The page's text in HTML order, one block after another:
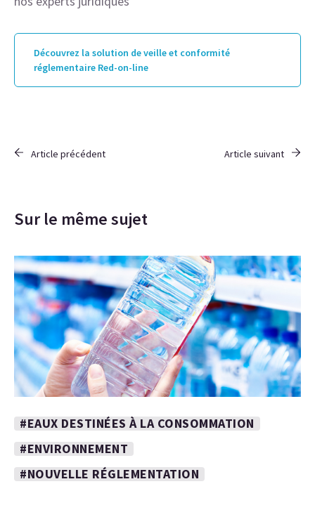
Découvrez la solution de veille et conformité
réglementaire Red-on-line
Article précédent Article suivant
Sur le même sujet
#EAUX DESTINÉES À LA CONSOMMATION
#ENVIRONNEMENT
#NOUVELLE RÉGLEMENTATION